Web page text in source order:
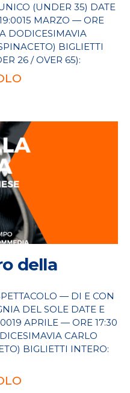
(UNDER 35) DATE
MARZO — ORE
DODICESIMAVIA
BIGLIETTI
26 / OVER 65):
della
— DI E CON
DEL SOLE DATE E
APRILE — ORE 17:30
CARLO
BIGLIETTI INTERO: